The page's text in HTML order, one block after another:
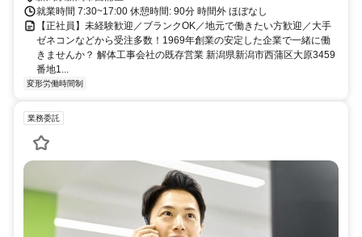
就業時間 7:30~17:00 休憩時間: 90分 時間外 ほぼなし
【正社員】未経験歓迎／ブランクOK／地元で働きたい方歓迎／大手
ゼネコンなどから受注多数！1969年創業の安定した企業で一緒に働
きませんか？ 解体工事会社の既存営業 新潟県新潟市西蒲区大原3459
番地1...
変形労働時間制
業務委託